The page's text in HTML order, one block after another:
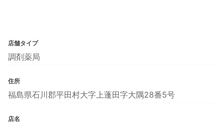
店舗タイプ
調剤薬局
住所
福島県石川郡平田村大字上蓬田字大隅28番5号
店名